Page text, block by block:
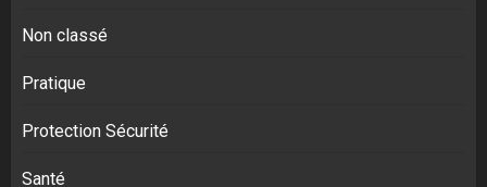
Non classé
Pratique
Protection Sécurité
Santé